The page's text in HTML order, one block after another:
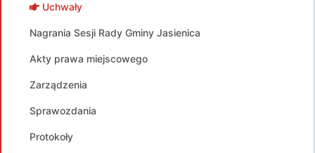
Uchwały
Nagrania Sesji Rady Gminy Jasienica
Akty prawa miejscowego
Zarządzenia
Sprawozdania
Protokoły